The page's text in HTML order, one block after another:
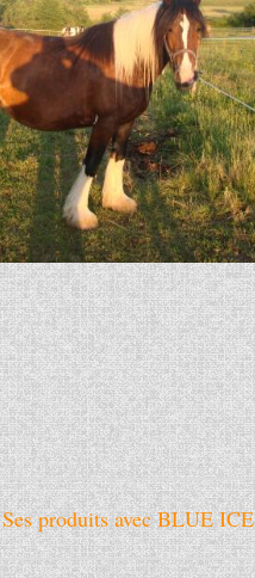
Ses produits avec BLUE ICE